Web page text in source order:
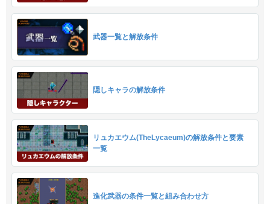
武器一覧と解放条件
隠しキャラの解放条件
リュカエウム(TheLycaeum)の解放条件と要素
一覧
進化武器の条件一覧と組み合わせ方